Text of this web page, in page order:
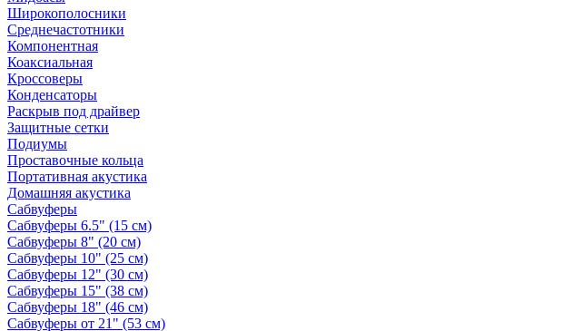
Широкополосники
Среднечастотники
Компонентная
Коаксиальная
Кроссоверы
Конденсаторы
Раскрыв под драйвер
Защитные сетки
Подиумы
Проставочные кольца
Портативная акустика
Домашняя акустика
Сабвуферы
Сабвуферы 6.5" (15 см)
Сабвуферы 8" (20 см)
Сабвуферы 10" (25 см)
Сабвуферы 12" (30 см)
Сабвуферы 15" (38 см)
Сабвуферы 18" (46 см)
Сабвуферы от 21" (53 см)